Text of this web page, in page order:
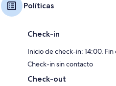
Políticas
Check-in
Inicio de check-in: 14:00.
Check-in sin contacto
Check-out